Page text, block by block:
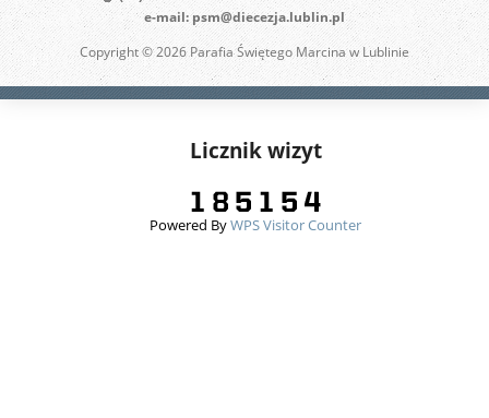
e-mail: psm@diecezja.lublin.pl
Copyright © 2026 Parafia Świętego Marcina w Lublinie
Licznik wizyt
Powered ByWPS Visitor Counter